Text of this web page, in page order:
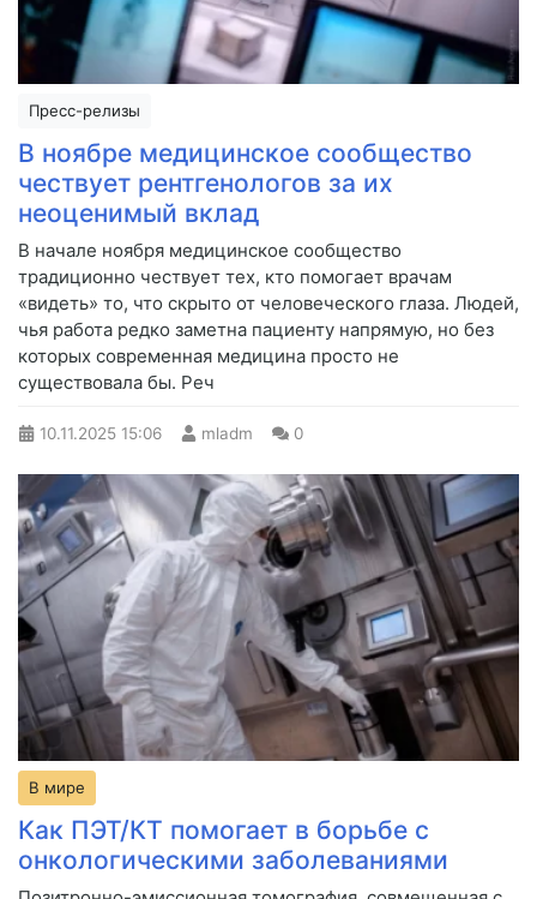
Пресс-релизы
В ноябре медицинское сообщество
чествует рентгенологов за их
неоценимый вклад
В начале ноября медицинское сообщество
традиционно чествует тех, кто помогает врачам
«видеть» то, что скрыто от человеческого глаза. Людей,
чья работа редко заметна пациенту напрямую, но без
которых современная медицина просто не
существовала бы. Реч
10.11.2025 15:06 mladm 0
В мире
Как ПЭТ/КТ помогает в борьбе с
онкологическими заболеваниями